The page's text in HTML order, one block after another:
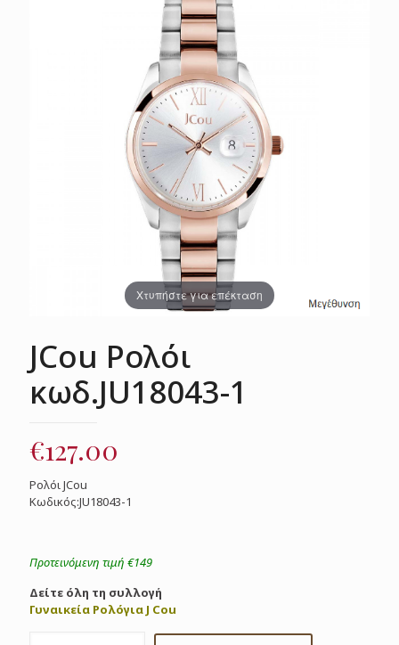
Χτυπήστε για επέκταση
JCou Ρολόι
κωδ.JU18043-1
€127.00
Ρολόι JCou
Κωδικός:JU18043-1
Προτεινόμενη τιμή €149
Δείτε όλη τη συλλογή
Γυναικεία Ρολόγια J Cou